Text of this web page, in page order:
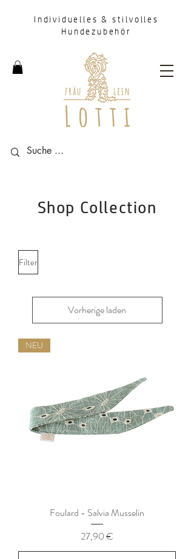
Individuelles & stilvolles
Hundezubehör
Shop Collection
Filter
Vorherige laden
NEU
Foulard - Salvia Musselin
Preis
27,90 €